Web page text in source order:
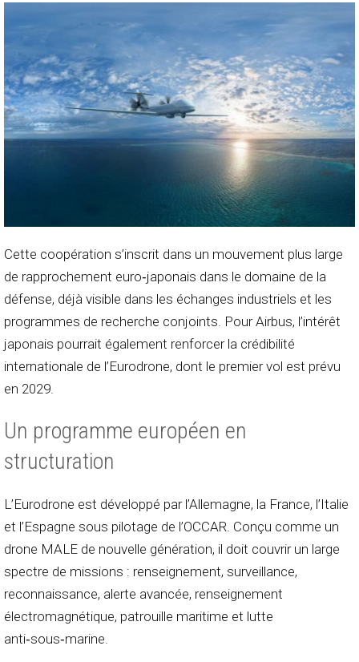
Cette coopération s’inscrit dans un mouvement plus large
de rapprochement euro‑japonais dans le domaine de la
défense, déjà visible dans les échanges industriels et les
programmes de recherche conjoints. Pour Airbus, l’intérêt
japonais pourrait également renforcer la crédibilité
internationale de l’Eurodrone, dont le premier vol est prévu
en 2029.
Un programme européen en
structuration
L’Eurodrone est développé par l’Allemagne, la France, l’Italie
et l’Espagne sous pilotage de l’OCCAR. Conçu comme un
drone MALE de nouvelle génération, il doit couvrir un large
spectre de missions : renseignement, surveillance,
reconnaissance, alerte avancée, renseignement
électromagnétique, patrouille maritime et lutte
anti‑sous‑marine.